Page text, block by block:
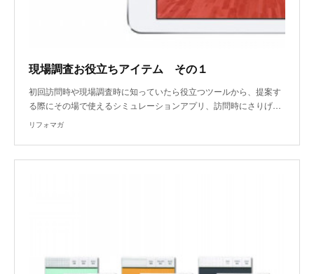
現場調査お役立ちアイテム その１
初回訪問時や現場調査時に知っていたら役立つツールから、提案す
る際にその場で使えるシミュレーションアプリ、訪問時にさりげ…
リフォマガ